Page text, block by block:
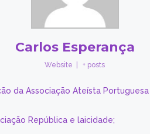
Carlos Esperança
Website + posts
da Associação Ateísta Portuguesa
República e laicidade;